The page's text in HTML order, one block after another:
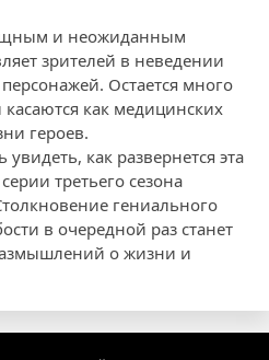
и неожиданным
зрителей в неведении
Остается много
как медицинских
героев.
как развернется эта
третьего сезона
гениального
в очередной раз станет
о жизни и